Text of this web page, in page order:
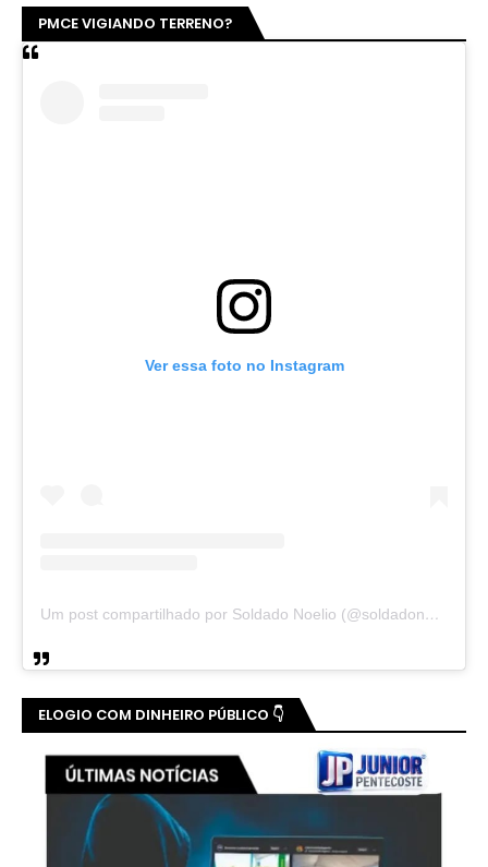
PMCE VIGIANDO TERRENO?
Ver essa foto no Instagram
Um post compartilhado por Soldado Noelio (@soldadonoelio)
ELOGIO COM DINHEIRO PÚBLICO 👇